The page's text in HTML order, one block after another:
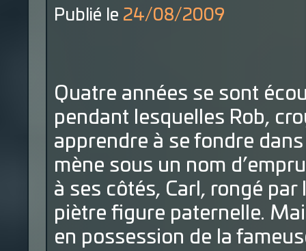
Publié le 24/08/2009
Quatre années se sont
pendant lesquelles Rob,
apprendre à se fondre
mène sous un nom
à ses côtés, Carl, rongé
piètre figure paternelle.
en possession de la